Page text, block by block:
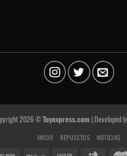
2026 ©Toyoxpress.com | Developed
INICIO REPUESTOS NOTICIAS